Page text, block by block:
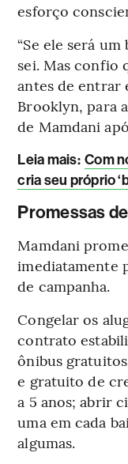
esforço
“Se ele será
sei. Mas confio
antes de entrar
Brooklyn, para
de Mamdani
Leia mais: Com
cria seu próprio
Promessas
Mamdani
imediatamente
de campanha.
Congelar os
contrato
ônibus
e gratuito de
a 5 anos; abrir
uma em cada
algumas.